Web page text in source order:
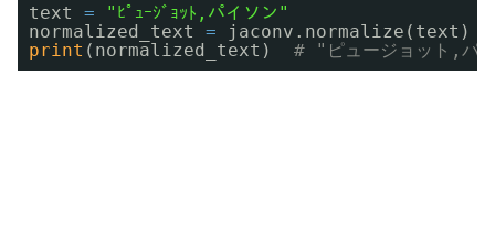
text =
"ﾋﾟｭｰｼﾞｮｯﾄ,パイソン"
normalized_text =
jaconv.normalize(text)
print (normalized_text) # "ピュージョット,パ